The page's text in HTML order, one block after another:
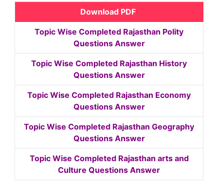
Download PDF
Topic Wise Completed Rajasthan Polity
Questions Answer
Topic Wise Completed Rajasthan History
Questions Answer
Topic Wise Completed Rajasthan Economy
Questions Answer
Topic Wise Completed Rajasthan Geography
Questions Answer
Topic Wise Completed Rajasthan arts and
Culture Questions Answer